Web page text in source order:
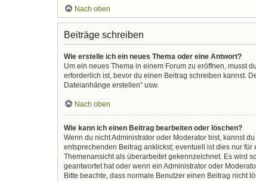
Nach oben
Beiträge schreiben
Wie erstelle ich ein neues Thema oder eine Antwort?
Um ein neues Thema in einem Forum zu eröffnen, musst
erforderlich ist, bevor du einen Beitrag schreiben kannst.
Dateianhänge erstellen“ usw.
Nach oben
Wie kann ich einen Beitrag bearbeiten oder löschen?
Wenn du nicht Administrator oder Moderator bist, kannst
entsprechenden Beitrag anklickst; eventuell ist dies nur
Themenansicht als überarbeitet gekennzeichnet. Es wird
geantwortet hat oder wenn ein Administrator oder
Bitte beachte, dass normale Benutzer einen Beitrag nicht